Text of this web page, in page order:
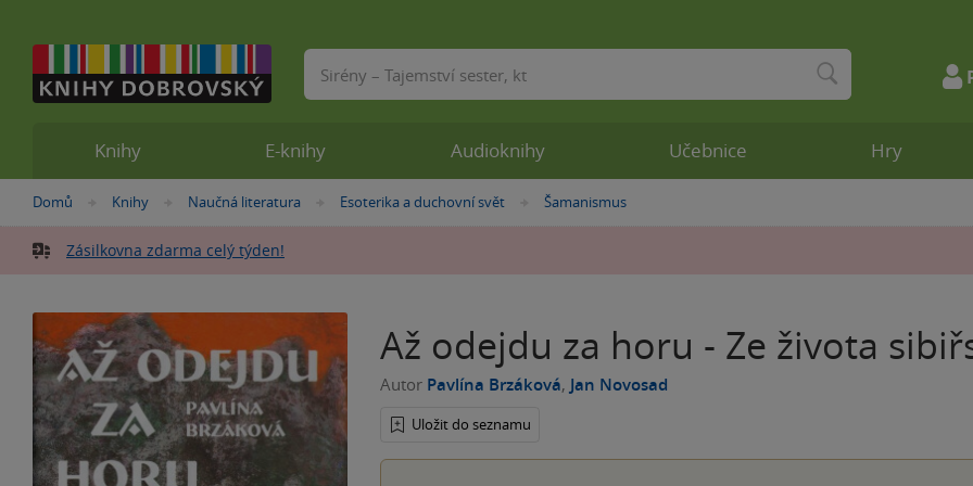
Nacházíte
zde:
Domů »
Knihy »
Naučná literatura »
Esoterika a duchovní svět »
Šamanismus
Zásilkovna zdarma celý týden!
Až odejdu za horu - Ze života
Autor Pavlína Brzáková, Jan Novosad
Uložit do seznamu
Knihy E-knihy Audioknihy Učebnice Hry
Vyhledávání